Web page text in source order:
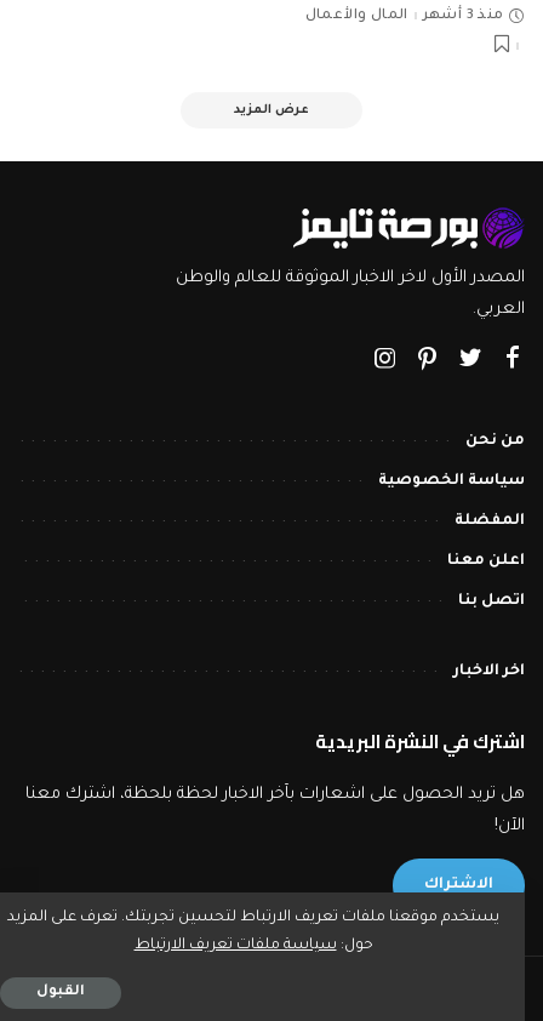
منذ 3 أشهر المال والأعمال
عرض المزيد
المصدر الأول لاخر الاخبار الموثوقة للعالم والوطن
العربي.
من نحن
سياسة الخصوصية
المفضلة
اعلن معنا
اتصل بنا
اخر الاخبار
اشترك في النشرة البريدية
هل تريد الحصول على اشعارات بآخر الاخبار لحظة بلحظة، اشترك معنا
الآن!
الاشتراك
يستخدم موقعنا ملفات تعريف الارتباط لتحسين تجربتك. تعرف على المزيد
حول:سياسة ملفات تعريف الارتباط
القبول